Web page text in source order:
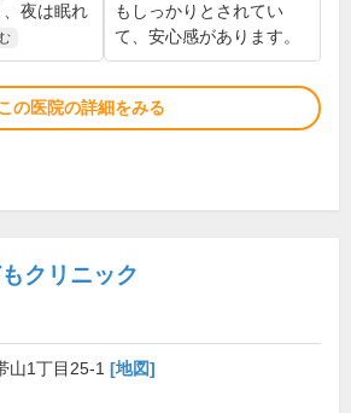
夜は眠れ
もしっかりとされてい
て、安心感があります。
の医院の詳細をみる
クリニック
山1丁目25-1 [地図]